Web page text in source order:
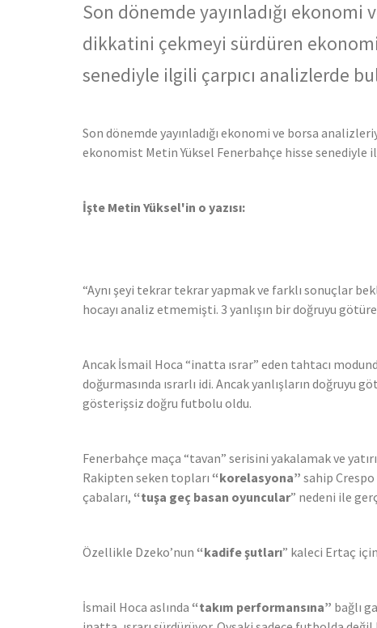
Son dönemde yayınladığı
dikkatini çekmeyi sürdüren
senediyle ilgili çarpıcı analizlerde
Son dönemde yayınladığı ekonomi ve borsa
ekonomist Metin Yüksel Fenerbahçe hisse senediyle
İşte Metin Yüksel'in o yazısı:
“Aynı şeyi tekrar tekrar yapmak ve farklı sonuçlar
hocayı analiz etmemişti. 3 yanlışın bir doğruyu
Ancak İsmail Hoca “inatta ısrar” eden tahtacı
doğurmasında ısrarlı idi. Ancak yanlışların doğruyu
gösterişsiz doğru futbolu oldu.
Fenerbahçe maça “tavan” serisini yakalamak ve
Rakipten seken topları “korelasyona” sahip
çabaları, “tuşa geç basan oyuncular” nedeni ile
Özellikle Dzeko’nun “kadife şutları” kaleci Ertaç
İsmail Hoca aslında “takım performansına” bağlı